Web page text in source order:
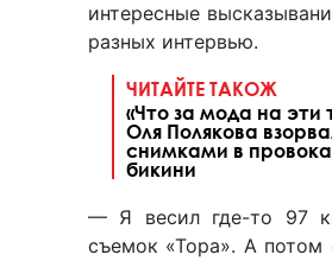
интересные
разных интервью.
ЧИТАЙТЕ ТАКОЖ
«Что за мода на эти
Оля Полякова
снимками в
бикини
— Я весил где-то 97
съемок «Тора». А потом